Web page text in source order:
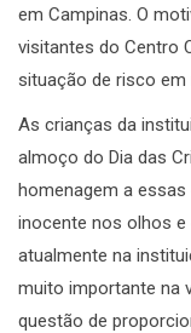
em Campinas. O
visitantes do Centro
situação de risco em
As crianças da
almoço do Dia das
homenagem a
inocente nos olhos
atualmente na
muito importante na
questão de